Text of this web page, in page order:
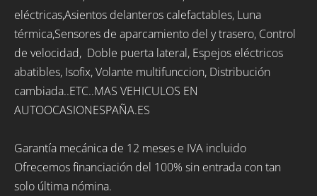
eléctricas,Asientos delanteros calefactables, Luna
térmica,Sensores de aparcamiento del y trasero, Control
de velocidad, Doble puerta lateral, Espejos eléctricos
abatibles, Isofix, Volante multifunccion, Distribución
cambiada..ETC..MAS VEHICULOS EN
AUTOOCASIONESPAÑA.ES
Garantía mecánica de 12 meses e IVA incluido
Ofrecemos financiación del 100% sin entrada con tan
solo última nómina.